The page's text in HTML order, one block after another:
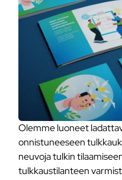
Olemme luoneet
onnistuneeseen
neuvoja tulkin
tulkkaustilanteen